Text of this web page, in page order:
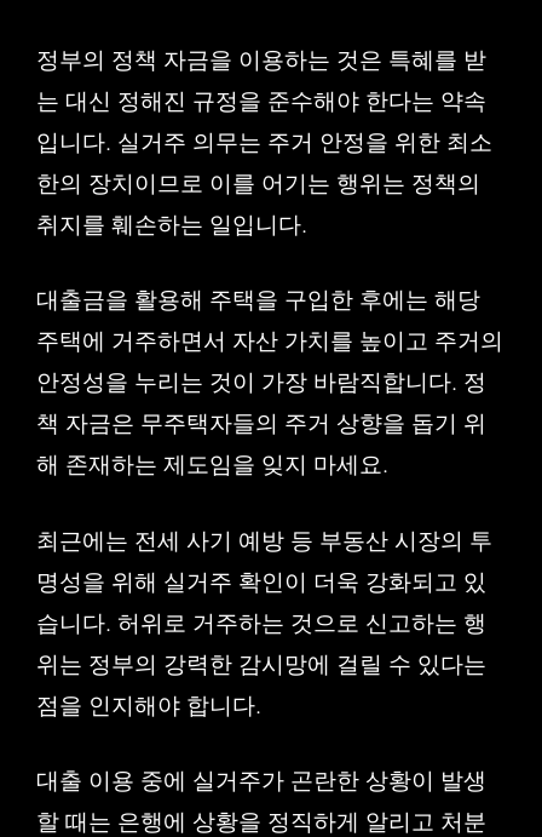
정부의 정책 자금을 이용하는 것은 특혜를 받
는 대신 정해진 규정을 준수해야 한다는 약속
입니다. 실거주 의무는 주거 안정을 위한 최소
한의 장치이므로 이를 어기는 행위는 정책의
취지를 훼손하는 일입니다.
대출금을 활용해 주택을 구입한 후에는 해당
주택에 거주하면서 자산 가치를 높이고 주거의
안정성을 누리는 것이 가장 바람직합니다. 정
책 자금은 무주택자들의 주거 상향을 돕기 위
해 존재하는 제도임을 잊지 마세요.
최근에는 전세 사기 예방 등 부동산 시장의 투
명성을 위해 실거주 확인이 더욱 강화되고 있
습니다. 허위로 거주하는 것으로 신고하는 행
위는 정부의 강력한 감시망에 걸릴 수 있다는
점을 인지해야 합니다.
대출 이용 중에 실거주가 곤란한 상황이 발생
할 때는 은행에 상황을 정직하게 알리고 처분